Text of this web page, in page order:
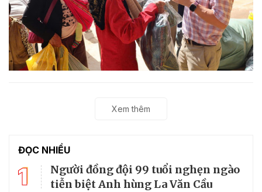
Xem thêm
ĐỌC NHIỀU
1
Người đồng đội 99 tuổi nghẹn ngào
tiễn biệt Anh hùng La Văn Cầu